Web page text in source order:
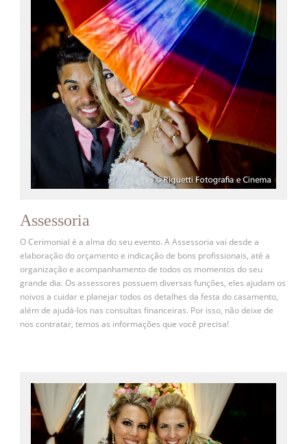
Assessoria
O Cerimonial é a alma do seu evento. A Assessoria vai desde a
elaboração do orçamento e indicação de bons profissionais, até a
organização e acompanhamento de todos os momentos do seu
grande dia. Os assessores possuem diversas funções, eles ajudam os
noivos a cuidar e planejar todos os detalhes da festa do casamento,
além de ajudá-los nas consultas financeiras. Por isso, não deixe de
nos contratar, temos as informações que você precisa!